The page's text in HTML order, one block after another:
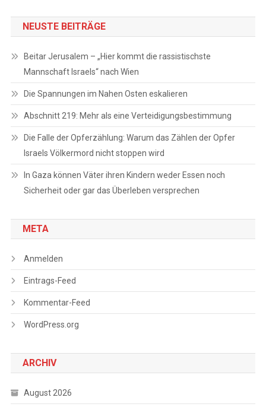
NEUSTE BEITRÄGE
Beitar Jerusalem – „Hier kommt die rassistischste
Mannschaft Israels“ nach Wien
Die Spannungen im Nahen Osten eskalieren
Abschnitt 219: Mehr als eine Verteidigungsbestimmung
Die Falle der Opferzählung: Warum das Zählen der Opfer
Israels Völkermord nicht stoppen wird
In Gaza können Väter ihren Kindern weder Essen noch
Sicherheit oder gar das Überleben versprechen
META
Anmelden
Eintrags-Feed
Kommentar-Feed
WordPress.org
ARCHIV
August 2026